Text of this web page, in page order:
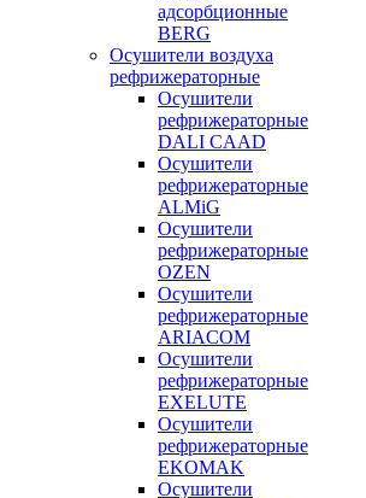
адсорбционные
BERG
Осушители воздуха
рефрижераторные
Осушители
рефрижераторные
DALI CAAD
Осушители
рефрижераторные
ALMiG
Осушители
рефрижераторные
OZEN
Осушители
рефрижераторные
ARIACOM
Осушители
рефрижераторные
EXELUTE
Осушители
рефрижераторные
EKOMAK
Осушители